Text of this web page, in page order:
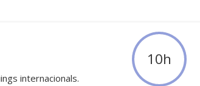
internacionals.
10h